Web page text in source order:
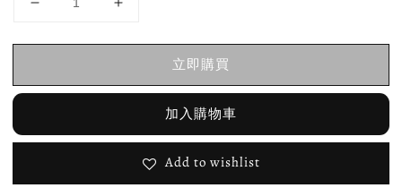
立即購買
加入購物車
Add to wishlist